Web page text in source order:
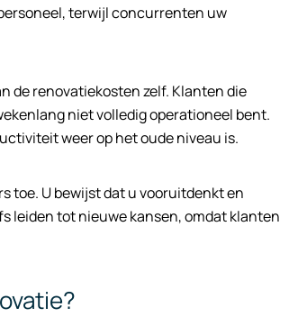
terwijl concurrenten uw
de renovatiekosten zelf. Klanten die
niet volledig operationeel bent.
weer op het oude niveau is.
toe. U bewijst dat u vooruitdenkt en
leiden tot nieuwe kansen, omdat klanten